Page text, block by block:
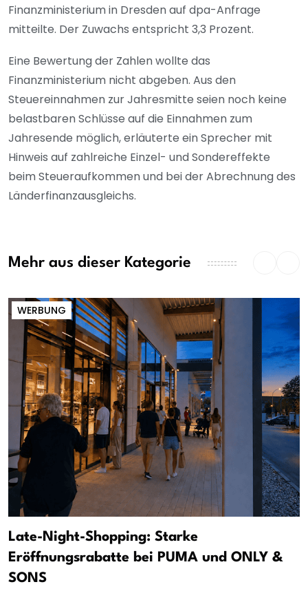
Finanzministerium in Dresden auf dpa-Anfrage
mitteilte. Der Zuwachs entspricht 3,3 Prozent.
Eine Bewertung der Zahlen wollte das
Finanzministerium nicht abgeben. Aus den
Steuereinnahmen zur Jahresmitte seien noch keine
belastbaren Schlüsse auf die Einnahmen zum
Jahresende möglich, erläuterte ein Sprecher mit
Hinweis auf zahlreiche Einzel- und Sondereffekte
beim Steueraufkommen und bei der Abrechnung des
Länderfinanzausgleichs.
Mehr aus dieser Kategorie
WERBUNG
Late-Night-Shopping: Starke
Eröffnungsrabatte bei PUMA und ONLY &
SONS